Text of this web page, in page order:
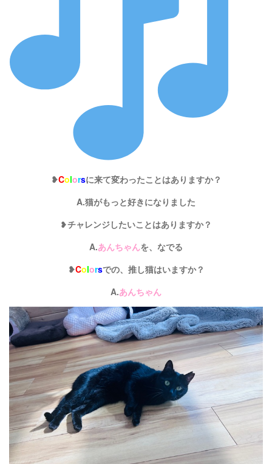
❥Colorsに来て変わったことはありますか？
A.猫がもっと好きになりました
❥チャレンジしたいことはありますか？
A.あんちゃんを、なでる
❥Colorsでの、推し猫はいますか？
A.あんちゃん